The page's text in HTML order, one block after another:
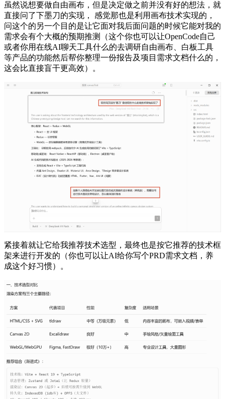
虽然说想要做自由画布，但是决定做之前并没有好的想法，就
直接问了下墨刀的实现， 感觉那也是利用画布技术实现的，
问这个的另一个目的是让它面对我后面问题的时候它能对我的
需求会有个大概的预期推测（这个你也可以让OpenCode自己
或者你用在线AI聊天工具什么的去调研自由画布、白板工具
等产品的功能然后帮你整理一份报告及项目需求文档什么的，
这会比直接盲干更高效）。
紧接着就让它给我推荐技术选型，最终也是按它推荐的技术框
架来进行开发的（你也可以让AI给你写个PRD需求文档，养
成这个好习惯）。